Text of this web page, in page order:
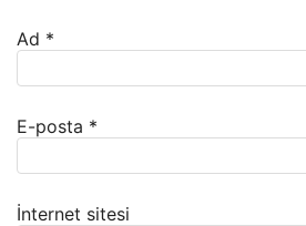
Ad *
E-posta *
İnternet sitesi